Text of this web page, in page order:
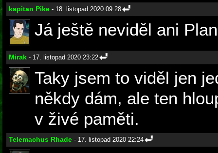
kapitan Pike - 18. listopad 2020 09:28
Já ještě neviděl ani
Mirak - 17. listopad 2020 23:22
Taky jsem to viděl jen
někdy dám, ale ten
v živé paměti.
Telemachus Rhade - 17. listopad 2020 22:24